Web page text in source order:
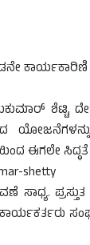
ಶೆಟ್ಟಿ,
ಈಗಲೇ ಸಿದ್ಧತೆ
ಪ್ರಸ್ತುತ